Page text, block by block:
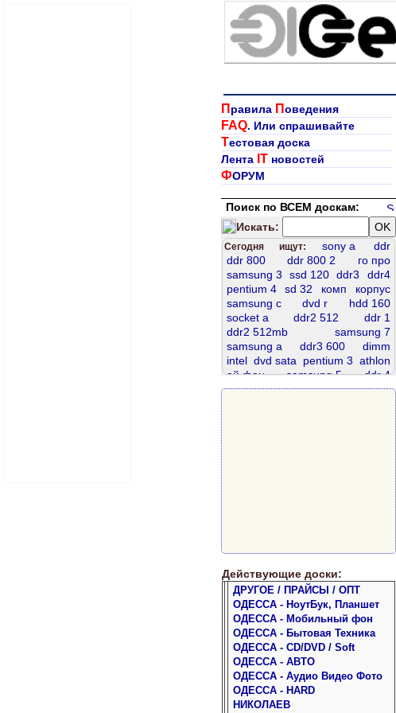
П равила Поведения
FAQ. Или спрашивайте
Тестовая доска
Лента ITновостей
ФОРУМ
Поиск по ВСЕМ доскам:
Искать:
Сегодня ищут: sony а
ddr
ddr 800
ddr 800 2
го про
samsung 3
ssd 120 ddr3
ddr4
pentium 4
sd 32 комп
корпус
samsung c
dvd r
hdd 160
socket а
ddr2 512
ddr 1
ddr2 512mb
samsung 7
samsung a
ddr3 600
dimm
intel dvd sata pentium 3 athlon
ай фон
samsung 5
ddr 4
sata 320
ddr 2gb
ddr2 667
Действующие доски:
ДРУГОЕ / ПРАЙСЫ / ОПТ
ОДЕССА - НоутБук, Планшет
ОДЕССА - Мобильный фон
ОДЕССА - Бытовая Техника
ОДЕССА - CD/DVD / Soft
ОДЕССА - АВТО
ОДЕССА - Аудио Видео Фото
ОДЕССА - HARD
НИКОЛАЕВ